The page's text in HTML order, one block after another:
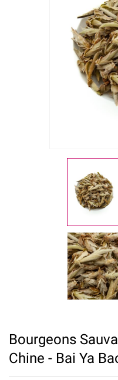
Bourgeons
Chine - Bai Ya